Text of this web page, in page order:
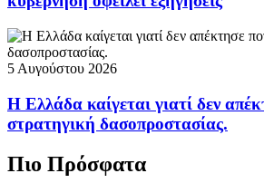
5 Αυγούστου 2026
Η Ελλάδα καίγεται γιατί δεν
στρατηγική δασοπροστασίας.
Πιο Πρόσφατα